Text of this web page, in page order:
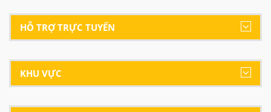
HỖ TRỢ TRỰC TUYẾN
KHU VỰC